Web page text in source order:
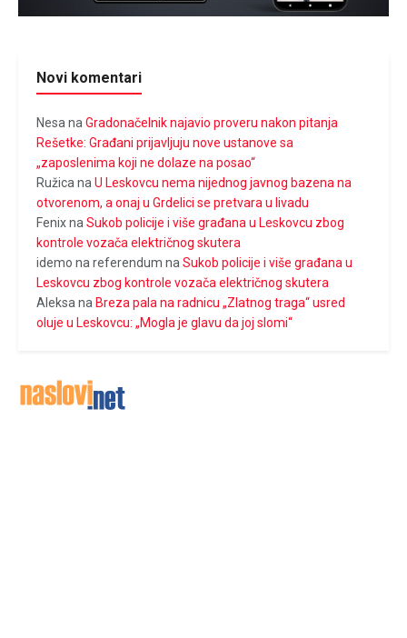
Novi komentari
NesanaGradonačelnik najavio proveru nakon pitanja
Rešetke: Građani prijavljuju nove ustanove sa
„zaposlenima koji ne dolaze na posao“
RužicanaU Leskovcu nema nijednog javnog bazena na
otvorenom, a onaj u Grdelici se pretvara u livadu
FenixnaSukob policije i više građana u Leskovcu zbog
kontrole vozača električnog skutera
idemo na referendum naSukob policije i više građana u
Leskovcu zbog kontrole vozača električnog skutera
Aleksana Breza pala na radnicu „Zlatnog traga“ usred
oluje u Leskovcu: „Mogla je glavu da joj slomi“